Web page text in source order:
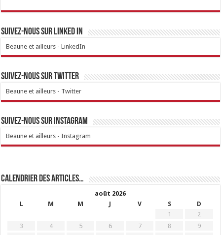
Suivez-nous sur linked IN
Beaune et ailleurs - LinkedIn
Suivez-nous sur Twitter
Beaune et ailleurs - Twitter
Suivez-nous sur Instagram
Beaune et ailleurs - Instagram
Calendrier des articles…
août 2026
L
M M J V S
D
1
2
3
4 5 6 7 8
9